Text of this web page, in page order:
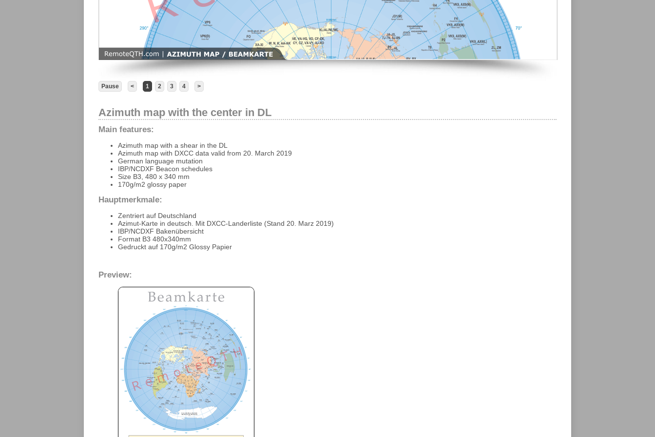
Pause < 1 2 3 4 >
Azimuth map with the center in DL
Main features:
Azimuth map with a shear in the DL
Azimuth map with DXCC data valid from 20. March 2019
German language mutation
IBP/NCDXF Beacon schedules
Size B3, 480 x 340 mm
170g/m2 glossy paper
Hauptmerkmale:
Zentriert auf Deutschland
Azimut-Karte in deutsch. Mit DXCC-Landerliste (Stand 20. Marz 2019)
IBP/NCDXF Bakenübersicht
Format B3 480x340mm
Gedruckt auf 170g/m2 Glossy Papier
Preview: